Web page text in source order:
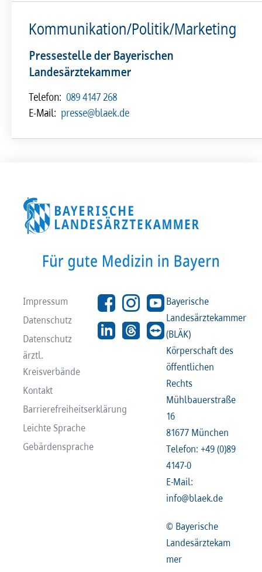
Kommunikation/Politik/Marketing
Pressestelle der Bayerischen
Landesärztekammer
Telefon: 089 4147 268
E-Mail: presse@blaek.de
Impressum
Datenschutz
Datenschutz
ärztl.
Kreisverbände
Kontakt
Barrierefreiheitserklärung
Leichte Sprache
Gebärdensprache
Bayerische
Landesärztekammer
(BLÄK)
Körperschaft des
öffentlichen
Rechts
Mühlbauerstraße
16
81677 München
Telefon: +49 (0)89
4147-0
E-Mail:
info@blaek.de
© Bayerische
Landesärztekam
mer